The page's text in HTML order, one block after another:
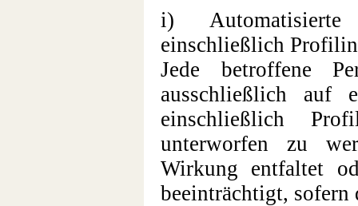
i)
einschließlich
Jede betroffene
ausschließlich auf
einschließlich
unterworfen zu
Wirkung entfaltet
beeinträchtigt, sofern